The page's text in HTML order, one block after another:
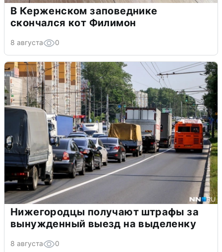
В Керженском заповеднике
скончался кот Филимон
8 августа 0
Нижегородцы получают штрафы за
вынужденный выезд на выделенку
8 августа 0